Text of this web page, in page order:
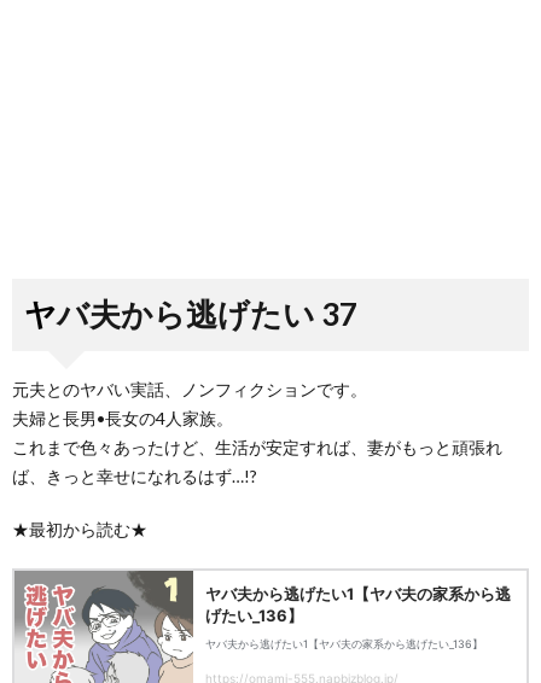
ヤバ夫から逃げたい 37
元夫とのヤバい実話、ノンフィクションです。
夫婦と長男•長女の4人家族。
これまで色々あったけど、生活が安定すれば、妻がもっと頑張れ
ば、きっと幸せになれるはず…!?
★最初から読む★